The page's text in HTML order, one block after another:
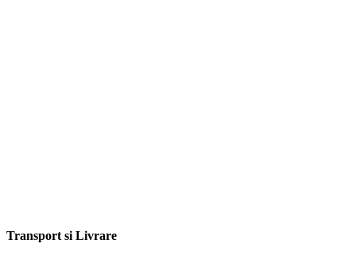
Transport si Livrare